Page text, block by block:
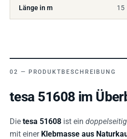
Länge in m 15
PRODUKTBESCHREIBUNG
tesa 51608 im
Die tesa 51608 ist ein
mit einer Klebmasse aus